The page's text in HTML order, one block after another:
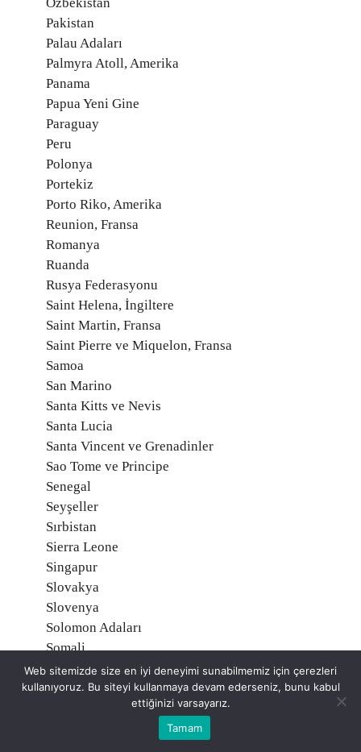
Pakistan
Palau Adaları
Palmyra Atoll, Amerika
Panama
Papua Yeni Gine
Paraguay
Peru
Polonya
Portekiz
Porto Riko, Amerika
Reunion, Fransa
Romanya
Ruanda
Rusya Federasyonu
Saint Helena, İngiltere
Saint Martin, Fransa
Saint Pierre ve Miquelon, Fransa
Samoa
San Marino
Santa Kitts ve Nevis
Santa Lucia
Santa Vincent ve Grenadinler
Sao Tome ve Principe
Senegal
Seyşeller
Sırbistan
Sierra Leone
Singapur
Slovakya
Slovenya
Solomon Adaları
Somali
Sri Lanka
Sudan
Web sitemizde size en iyi deneyimi sunabilmemiz için çerezleri
kullanıyoruz. Bu siteyi kullanmaya devam ederseniz, bunu kabul
ettiğinizi varsayarız.
Tamam